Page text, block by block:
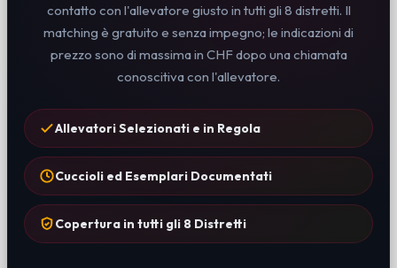
contatto con l'allevatore giusto in tutti gli 8 distretti. Il
matching è gratuito e senza impegno; le indicazioni di
prezzo sono di massima in CHF dopo una chiamata
conoscitiva con l'allevatore.
Allevatori Selezionati e in Regola
Cuccioli ed Esemplari Documentati
Copertura in tutti gli 8 Distretti